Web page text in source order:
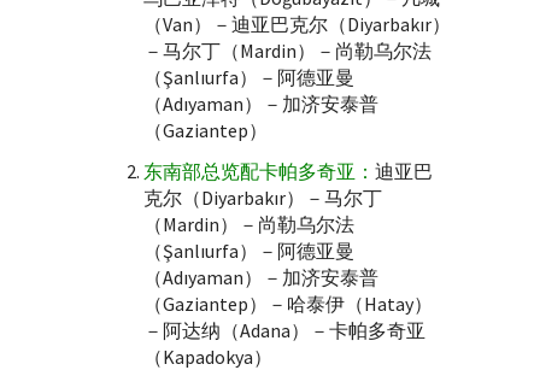
（Van）－迪亚巴克尔（Diyarbakır）
－马尔丁（Mardin）－尚勒乌尔法
（Şanlıurfa）－阿德亚曼
（Adıyaman）－加济安泰普
（Gaziantep）
东南部总览配卡帕多奇亚： 迪亚巴
克尔（Diyarbakır）－马尔丁
（Mardin）－尚勒乌尔法
（Şanlıurfa）－阿德亚曼
（Adıyaman）－加济安泰普
（Gaziantep）－哈泰伊（Hatay）
－阿达纳（Adana）－卡帕多奇亚
（Kapadokya）